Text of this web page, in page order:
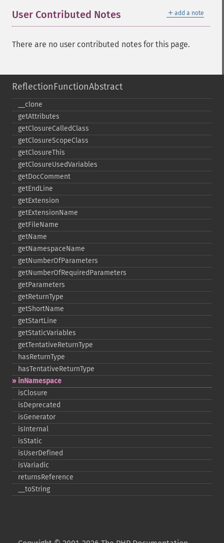
＋ add a note
User Contributed Notes
There are no user contributed notes for this page.
ReflectionFunctionAbstract
_​_​clone
getAttributes
getClosureCalledClass
getClosureScopeClass
getClosureThis
getClosureUsedVariables
getDocComment
getEndLine
getExtension
getExtensionName
getFileName
getName
getNamespaceName
getNumberOfParameters
getNumberOfRequiredParameters
getParameters
getReturnType
getShortName
getStartLine
getStaticVariables
getTentativeReturnType
hasReturnType
hasTentativeReturnType
inNamespace
isClosure
isDeprecated
isGenerator
isInternal
isStatic
isUserDefined
isVariadic
returnsReference
_​_​toString